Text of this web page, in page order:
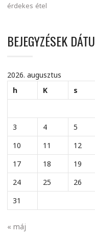
érdekes étel
BEJEGYZÉSEK
2026. augusztus
h
K s
3
4 5
10
11 12
17
18 19
24
25 26
31
« máj